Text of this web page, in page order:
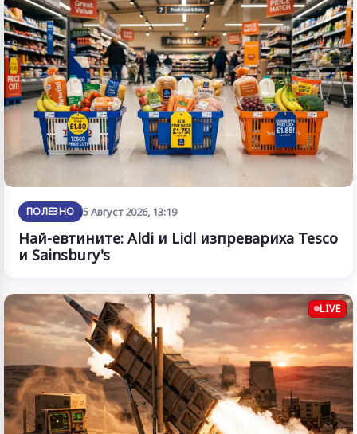
ПОЛЕЗНО 5 Август 2026, 13:19
Най-евтините: Aldi и Lidl изпревариха Tesco
и Sainsbury's
LIVE